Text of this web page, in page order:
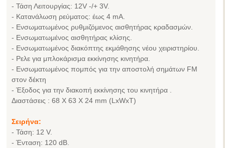
- Τάση Λειτουργίας: 12V -/+ 3V.
- Κατανάλωση ρεύματος: έως 4 mA.
- Ενσωματωμένος ρυθμιζόμενος αισθητήρας κραδασμών.
- Ενσωματωμένος αισθητήρας κλίσης.
- Ενσωματωμένος διακόπτης εκμάθησης νέου χειριστηρίου.
- Ρελε για μπλοκάρισμα εκκίνησης κινητήρα.
- Ενσωματωμένος πομπός για την αποστολή σημάτων FM
στον δέκτη
- Έξοδος για την διακοπή εκκίνησης του κινητήρα .
Διαστάσεις : 68 Χ 63 Χ 24 mm (LxWxT)
Σειρήνα:
- Τάση: 12 V.
- Ένταση: 120 dB.